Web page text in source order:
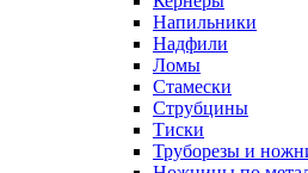
Напильники
Надфили
Ломы
Стамески
Струбцины
Тиски
Труборезы и